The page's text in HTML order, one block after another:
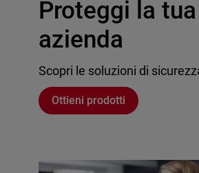
Proteggi la tua
azienda
Scopri le soluzioni di
Ottieni prodotti